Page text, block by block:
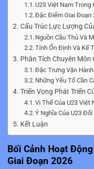
U23 Việt Nam Trong
Đặc Điểm Giai Đoạn
Cấu Trúc Lực Lượng
Nguồn Cầu Thủ Và
Tính Ổn Định Và Kế
Phân Tích Chuyên Môn
Đặc Trưng Vận
Những Yếu Tố Cần
Triển Vọng Phát Triển
Vị Thế Của U23 Việt
Ý Nghĩa Của U23
Kết Luận
Bối Cảnh Hoạt
Giai Đoạn 2026